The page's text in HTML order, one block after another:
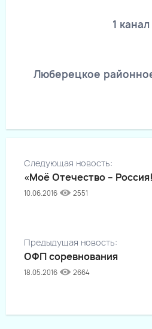
1 канал
Люберецкое
Следующая новость:
«Моё Отечество –
10.06.2016 2551
Предыдущая новость:
ОФП соревнования
18.05.2016 2664